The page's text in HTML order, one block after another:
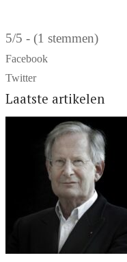
5/5 - (1 stemmen)
Facebook
Twitter
Laatste artikelen